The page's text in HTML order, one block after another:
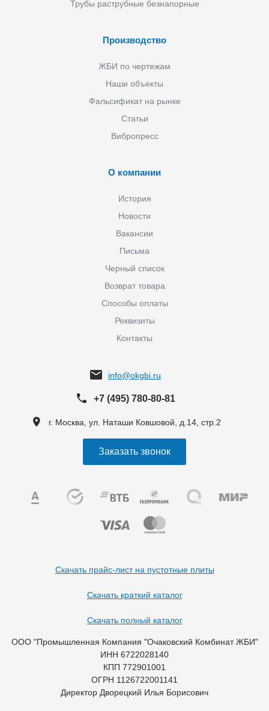
Трубы раструбные безнапорные
Производство
ЖБИ по чертежам
Наши объекты
Фальсификат на рынке
Статьи
Вибропресс
О компании
История
Новости
Вакансии
Письма
Черный список
Возврат товара
Способы оплаты
Реквизиты
Контакты
info@okgbi.ru
+7 (495) 780-80-81
г. Москва, ул. Наташи Ковшовой, д.14, стр.2
Заказать звонок
Скачать прайс-лист на пустотные плиты
Скачать краткий каталог
Скачать полный каталог
ООО "Промышленная Компания "Очаковский Комбинат ЖБИ"
ИНН 6722028140
КПП 772901001
ОГРН 1126722001141
Директор Дворецкий Илья Борисович